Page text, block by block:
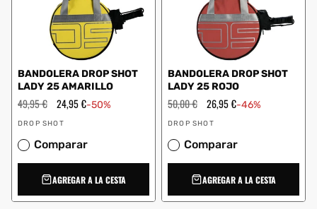
BANDOLERA DROP SHOT
LADY 25 AMARILLO
Precio
habitual
49,95 € Precio
oferta
24,95 €-50%
Proveedor:
DROP SHOT
Comparar
AGREGAR A LA CESTA
BANDOLERA DROP SHOT
LADY 25 ROJO
Precio
habitual
50,00 € Precio
oferta
26,95 €-46%
Proveedor:
DROP SHOT
Comparar
AGREGAR A LA CESTA